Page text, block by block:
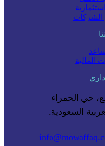
المالية
السعودية.